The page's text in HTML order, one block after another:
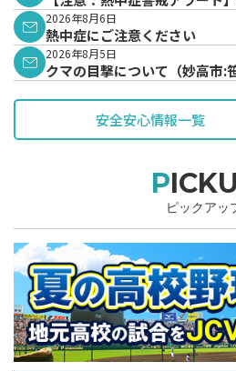
表されています。
2026年8月6日
熱中症にご注意ください
2026年8月5日
クマの目撃について（妙高市:
安全安心情報一覧
ピックアッ